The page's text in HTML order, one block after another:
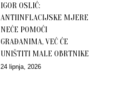
IGOR OSLIĆ:
ANTIINFLACIJSKE MJERE
NEĆE POMOĆI
GRAĐANIMA, VEĆ ĆE
UNIŠTITI MALE OBRTNIKE
24 lipnja, 2026